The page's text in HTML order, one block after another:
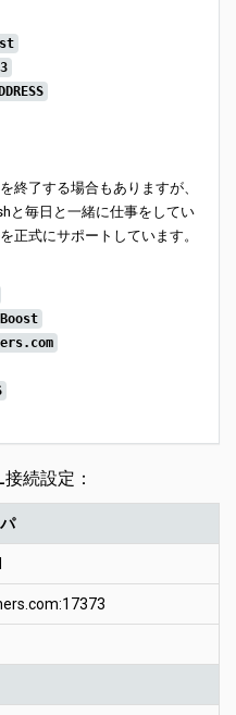
終了する場合もありますが、
と毎日と一緒に仕事をしてい
正式にサポートしています。
続設定：